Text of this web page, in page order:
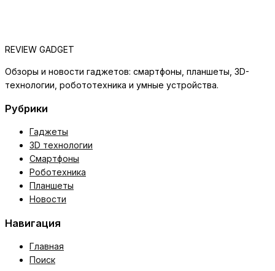
REVIEW GADGET
Обзоры и новости гаджетов: смартфоны, планшеты, 3D-
технологии, робототехника и умные устройства.
Рубрики
Гаджеты
3D технологии
Смартфоны
Роботехника
Планшеты
Новости
Навигация
Главная
Поиск